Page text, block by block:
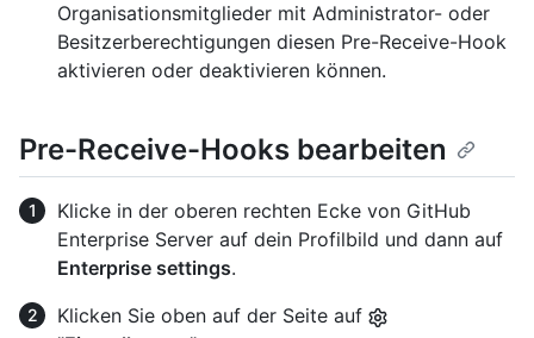
Organisationsmitglieder mit Administrator- oder
Besitzerberechtigungen diesen Pre-Receive-Hook
aktivieren oder deaktivieren können.
Pre-Receive-Hooks bearbeiten
Klicke in der oberen rechten Ecke von GitHub
Enterprise Server auf dein Profilbild und dann auf
Enterprise settings.
Klicken Sie oben auf der Seite auf